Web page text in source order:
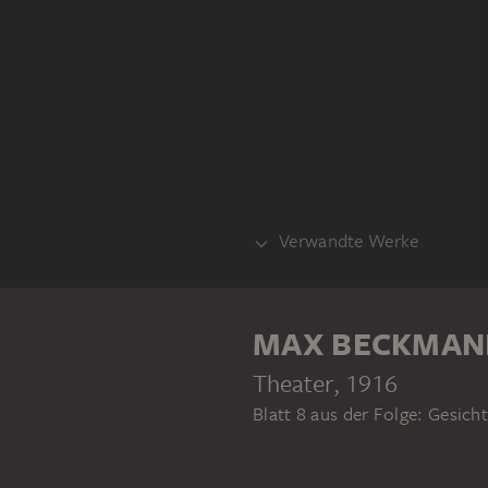
Verwandte Werke
MAX
Theater, 1916
Blatt 8 aus der Folge: